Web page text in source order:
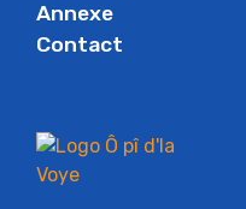
Annexe
Contact